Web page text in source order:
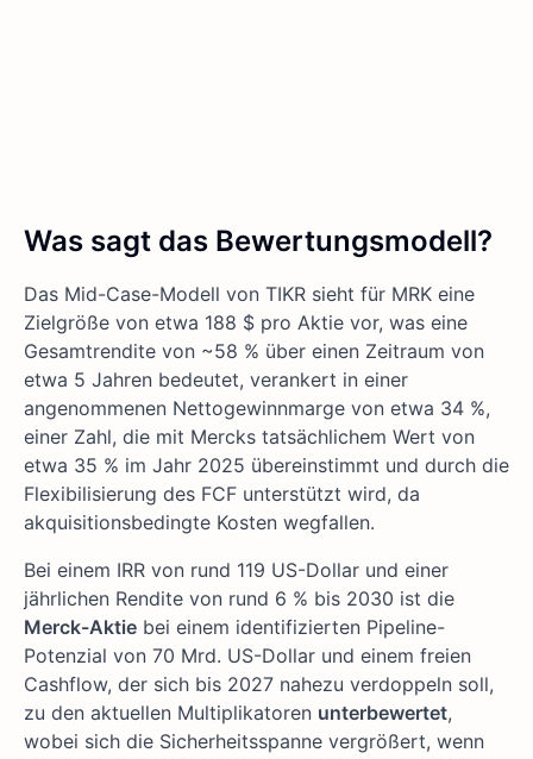
Was sagt das Bewertungsmodell?
Das Mid-Case-Modell von TIKR sieht für MRK eine
Zielgröße von etwa 188 $ pro Aktie vor, was eine
Gesamtrendite von ~58 % über einen Zeitraum von
etwa 5 Jahren bedeutet, verankert in einer
angenommenen Nettogewinnmarge von etwa 34 %,
einer Zahl, die mit Mercks tatsächlichem Wert von
etwa 35 % im Jahr 2025 übereinstimmt und durch die
Flexibilisierung des FCF unterstützt wird, da
akquisitionsbedingte Kosten wegfallen.
Bei einem IRR von rund 119 US-Dollar und einer
jährlichen Rendite von rund 6 % bis 2030 ist die
Merck-Aktie bei einem identifizierten Pipeline-
Potenzial von 70 Mrd. US-Dollar und einem freien
Cashflow, der sich bis 2027 nahezu verdoppeln soll,
zu den aktuellen Multiplikatoren unterbewertet,
wobei sich die Sicherheitsspanne vergrößert, wenn